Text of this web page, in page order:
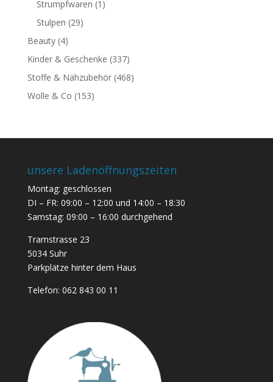
Strumpfwaren (1)
Stulpen (29)
Beauty (4)
Kinder & Geschenke (337)
Stoffe & Nähzubehör (468)
Wolle & Co (153)
unsere Ladenöffnungszeiten
Montag: geschlossen
DI – FR: 09:00 – 12:00 und 14:00 – 18:30
Samstag: 09:00 – 16:00 durchgehend
Tramstrasse 23
5034 Suhr
Parkplätze hinter dem Haus
Telefon: 062 843 00 11